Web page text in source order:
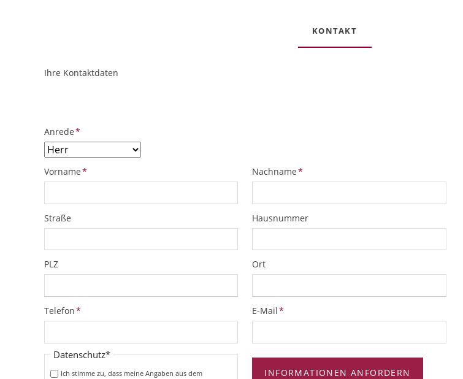
KONTAKT
ObjektPlatzhalter
URL
Ihre Kontaktdaten
Pflichtfeld
Anrede*
Pflichtfeld
Vorname* Pflichtfeld
Nachname*
Straße Hausnummer
PLZ Ort
Pflichtfeld
Telefon* Pflichtfeld
E-Mail*
Pflichtfeld
Datenschutz*
Ich stimme zu, dass meine Angaben aus dem
INFORMATIONEN ANFORDERN